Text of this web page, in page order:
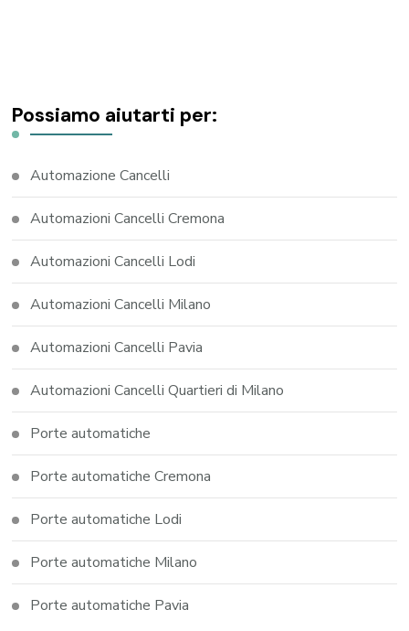
Possiamo aiutarti per:
Automazione Cancelli
Automazioni Cancelli Cremona
Automazioni Cancelli Lodi
Automazioni Cancelli Milano
Automazioni Cancelli Pavia
Automazioni Cancelli Quartieri di Milano
Porte automatiche
Porte automatiche Cremona
Porte automatiche Lodi
Porte automatiche Milano
Porte automatiche Pavia